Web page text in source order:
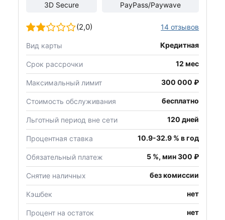
3D Secure PayPass/Paywave
(2,0) 14 отзывов
Вид карты Кредитная
Срок рассрочки 12 мес
Максимальный лимит 300 000 ₽
Стоимость обслуживания бесплатно
Льготный период вне сети 120 дней
Процентная ставка 10.9-32.9 % в год
Обязательный платеж 5 %, мин 300 ₽
Снятие наличных без комиссии
Кэшбек нет
Процент на остаток нет